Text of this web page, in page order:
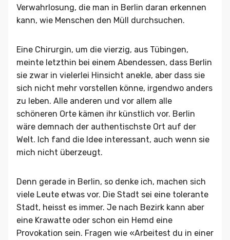
Verwahrlosung, die man in Berlin daran erkennen
kann, wie Menschen den Müll durchsuchen.
Eine Chirurgin, um die vierzig, aus Tübingen,
meinte letzthin bei einem Abendessen, dass Berlin
sie zwar in vielerlei Hinsicht anekle, aber dass sie
sich nicht mehr vorstellen könne, irgendwo anders
zu leben. Alle anderen und vor allem alle
schöneren Orte kämen ihr künstlich vor. Berlin
wäre demnach der authentischste Ort auf der
Welt. Ich fand die Idee interessant, auch wenn sie
mich nicht überzeugt.
Denn gerade in Berlin, so denke ich, machen sich
viele Leute etwas vor. Die Stadt sei eine tolerante
Stadt, heisst es immer. Je nach Bezirk kann aber
eine Krawatte oder schon ein Hemd eine
Provokation sein. Fragen wie «Arbeitest du in einer